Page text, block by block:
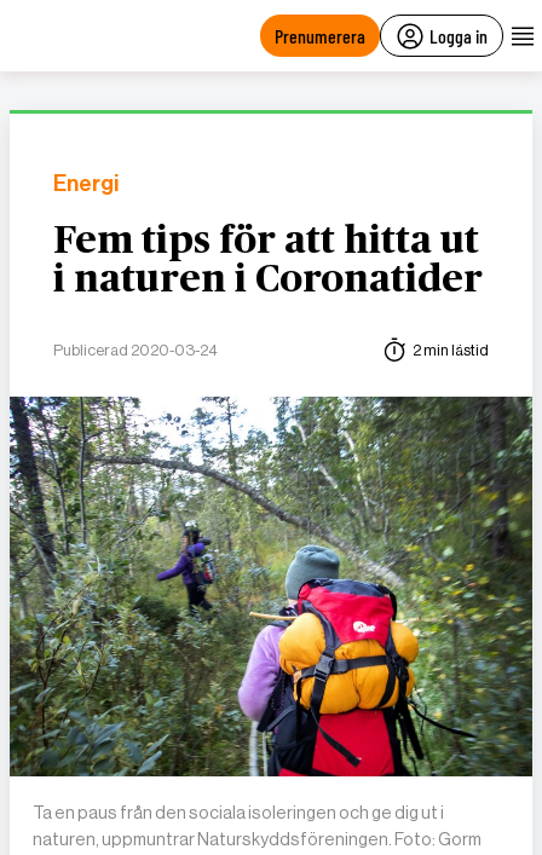
Prenumerera Logga in
Energi
Fem tips för att hitta ut
i naturen i Coronatider
Publicerad 2020-03-24 2 min lästid
Ta en paus från den sociala isoleringen och ge dig ut i
naturen, uppmuntrar Naturskyddsföreningen. Foto: Gorm